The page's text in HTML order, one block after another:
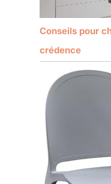
Conseils pour
crédence